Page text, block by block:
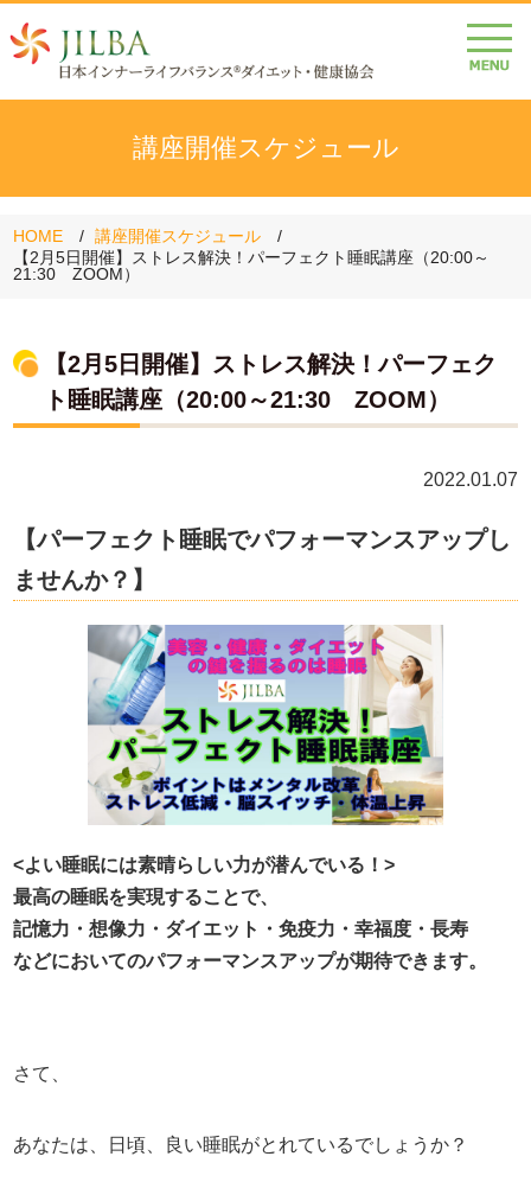
講座開催スケジュール
HOME
講座開催スケジュール
【2月5日開催】ストレス解決！パーフェクト睡眠講座（20:00～
21:30 ZOOM）
【2月5日開催】ストレス解決！パーフェク
ト睡眠講座（20:00～21:30 ZOOM）
2022.01.07
【パーフェクト睡眠でパフォーマンスアップし
ませんか？】
<よい睡眠には素晴らしい力が潜んでいる！>
最高の睡眠を実現することで、
記憶力・想像力・ダイエット・免疫力・幸福度・長寿
などにおいてのパフォーマンスアップが期待できます。
さて、
あなたは、日頃、良い睡眠がとれているでしょうか？